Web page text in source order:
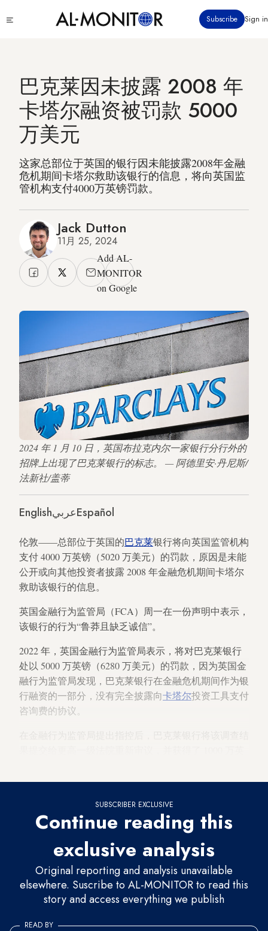
转
Subscribe Sign in
巴克莱因未披露 2008 年
卡塔尔融资被罚款 5000
万美元
这家总部位于英国的银行因未能披露2008年金融
危机期间卡塔尔救助该银行的信息，将向英国监
管机构支付4000万英镑罚款。
Jack Dutton
11月 25, 2024
Add AL-
MONITOR
on Google
2024 年 1 月 10 日，英国布拉克内尔一家银行分行外的
招牌上出现了巴克莱银行的标志。 — 阿德里安·丹尼斯/
法新社/盖蒂
EnglishعربيEspañol
伦敦——总部位于英国的巴克莱银行将向英国监管机构
支付 4000 万英镑（5020 万美元）的罚款，原因是未能
公开或向其他投资者披露 2008 年金融危机期间卡塔尔
救助该银行的信息。
英国金融行为监管局（FCA）周一在一份声明中表示，
该银行的行为“鲁莽且缺乏诚信”。
2022 年，英国金融行为监管局表示，将对巴克莱银行
处以 5000 万英镑（6280 万美元）的罚款，因为英国金
融行为监管局发现，巴克莱银行在金融危机期间作为银
行融资的一部分，没有完全披露向卡塔尔投资工具支付
咨询费的协议。
SUBSCRIBER EXCLUSIVE
Continue reading this
exclusive analysis
Original reporting and analysis unavailable
elsewhere. Suscribe to AL-MONITOR to read this
story and access everything we publish
READ BY